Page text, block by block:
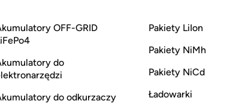
OFF-GRID
do
do odkurzaczy
Pakiety LiIon
Pakiety NiMh
Pakiety NiCd
Ładowarki